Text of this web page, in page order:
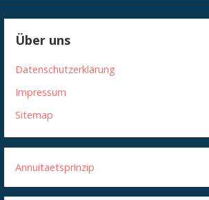
Über uns
Datenschutzerklärung
Impressum
Sitemap
Annuitaetsprinzip